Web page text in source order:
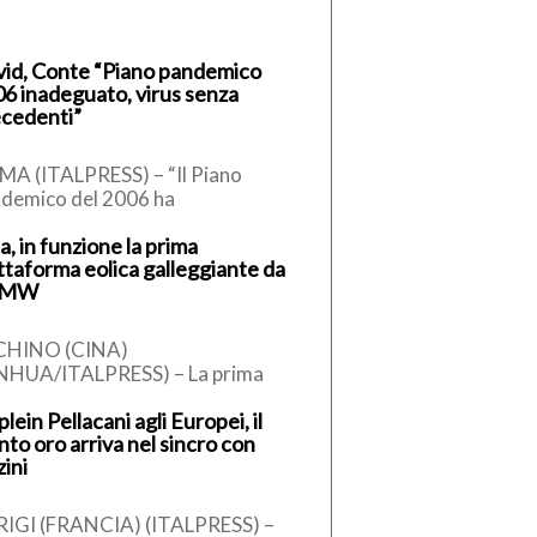
Conte “Piano pandemico
inadeguato, virus senza
(ITALPRESS) – “Il Piano
del 2006 ha
inadeguata, perchè ci
dinanzi a un […]
in funzione la prima
eolica galleggiante da
(CINA)
ITALPRESS) – La prima
da 16 megawatt, sviluppata in
indipendente e dotata di […]
Pellacani agli Europei, il
oro arriva nel sincro con
(FRANCIA) (ITALPRESS) –